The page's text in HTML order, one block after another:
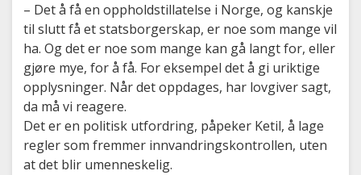
– Det å få en oppholdstillatelse i Norge, og kanskje
til slutt få et statsborgerskap, er noe som mange vil
ha. Og det er noe som mange kan gå langt for, eller
gjøre mye, for å få. For eksempel det å gi uriktige
opplysninger. Når det oppdages, har lovgiver sagt,
da må vi reagere.
Det er en politisk utfordring, påpeker Ketil, å lage
regler som fremmer innvandringskontrollen, uten
at det blir umenneskelig.